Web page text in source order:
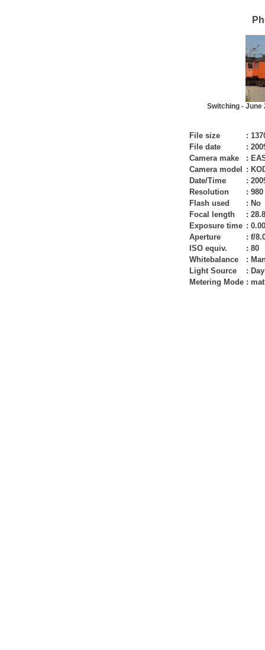
Switching - June
File size :
File date
:
Camera make
:
Camera model
:
Date/Time
:
Resolution
: 980
Flash used
: No
Focal length
:
Exposure time :
Aperture
: f/
ISO equiv.
: 80
Whitebalance
:
Light Source
:
Metering Mode :